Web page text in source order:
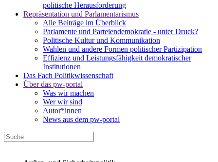
politische Herausforderung
Repräsentation und Parlamentarismus
Alle Beiträge im Überblick
Parlamente und Parteiendemokratie - unter Druck?
Politische Kultur und Kommunikation
Wahlen und andere Formen politischer Partizipation
Effizienz und Leistungsfähigkeit demokratischer
Institutionen
Das Fach Politikwissenschaft
Über das pw-portal
Was wir machen
Wer wir sind
Autor*innen
News aus dem pw-portal